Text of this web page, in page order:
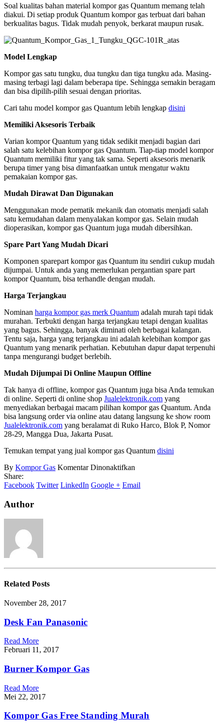
Soal kualitas bahan material kompor gas Quantum memang telah
diakui. Di setiap produk Quantum kompor gas terbuat dari bahan
berkualitas bagus. Tidak mudah penyok, berkarat maupun rusak.
Model Lengkap
Kompor gas satu tungku, dua tungku dan tiga tungku ada. Masing-
masing terbagi lagi dalam beberapa tipe. Sehingga semakin beragam
dan bisa dipilih-pilih sesuai dengan prioritas.
Cari tahu model kompor gas Quantum lebih lengkap disini
Memiliki Aksesoris Terbaik
Varian kompor Quantum yang tidak sedikit menjadi bagian dari
salah satu kelebihan kompor gas Quantum. Tiap-tiap model kompor
Quantum memiliki fitur yang tak sama. Seperti aksesoris menarik
berupa timer yang bisa dimanfaatkan untuk mengatur waktu
pemakaian kompor gas.
Mudah Dirawat Dan Digunakan
Menggunakan mode pematik mekanik dan otomatis menjadi salah
satu kemudahan dalam menyalakan kompor gas. Selain mudah
dioperasikan, kompor gas Quantum juga mudah dibersihkan.
Spare Part Yang Mudah Dicari
Komponen sparepart kompor gas Quantum itu sendiri cukup mudah
dijumpai. Untuk anda yang memerlukan pergantian spare part
kompor Quantum, bisa terhandle dengan mudah.
Harga Terjangkau
Nominan harga kompor gas merk Quantum adalah murah tapi tidak
murahan. Terbukti dengan harga terjangkau tetapi dengan kualitas
yang bagus. Sehingga, banyak diminati oleh berbagai kalangan.
Tentu saja, harga yang terjangkau ini adalah kelebihan kompor gas
Quantum yang menarik perhatian. Kebutuhan dapur dapat terpenuhi
tanpa mengurangi budget berlebih.
Mudah Dijumpai Di Online Maupun Offline
Tak hanya di offline, kompor gas Quantum juga bisa Anda temukan
di online. Seperti di online shop Jualelektronik.com yang
menyediakan berbagai macam pilihan kompor gas Quantum. Anda
bisa langsung order via online atau datang langsung ke show room
Jualelektronik.com yang beralamat di Ruko Harco, Blok P, Nomor
28-29, Mangga Dua, Jakarta Pusat.
Temukan tempat yang jual kompor gas Quantum disini
By Kompor Gas Komentar Dinonaktifkan
Kompor
Share:
Facebook Twitter LinkedIn Google + Email
Author
RelatedPosts
November 28, 2017
Desk Fan Panasonic
Read More
Februari 11, 2017
Burner Kompor Gas
Read More
Mei 22, 2017
Kompor Gas Free Standing Murah